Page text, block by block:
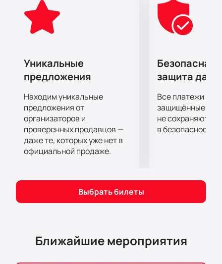
искуплении через судьбы двух женщин –
начинающей джазовой исполнительницы Рокси
Харт и бывшей водевильщицы Велмы Келли. Этот
востребованным даже спустя 27 лет после его
дебюта на Бродвее.
Не упустите шанс увидеть мюзикл «Chicago» в
Etihad Arena.Купить билеты
можно уже сейчас,
чтобы обеспечить себе и своим близким
незабываемый вечер в компании великолепных
артистов и захватывающей истории.
Уникальные
предложения
Находим уникальные
предложения от
организаторов и
проверенных продавцов —
даже те, которых уже нет в
официальной продаже.
Безопасная
защита
Все платежи
защищённые
не сохраняются
в безопасности.
Выбрать билеты
Ближайшие мероприятия